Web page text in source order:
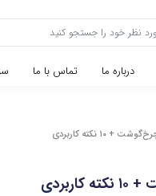
درباره ما تماس با ما
۱۰ نکته کاربردی